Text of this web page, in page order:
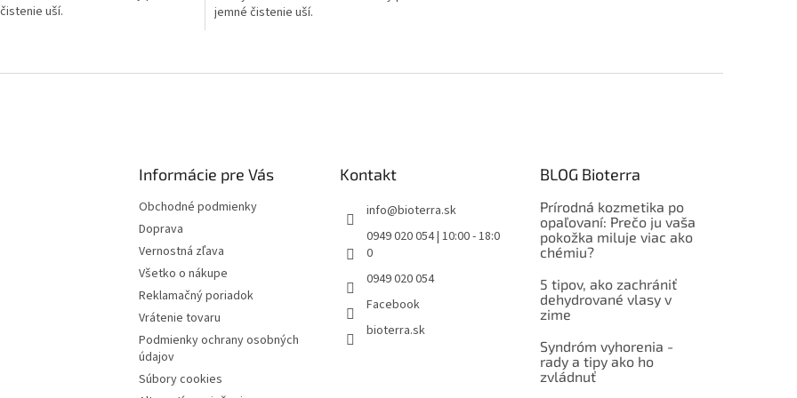
uší.
jemné čistenie uší.
v
Informácie pre Vás
Obchodné podmienky
Doprava
Vernostná zľava
Všetko o nákupe
Reklamačný poriadok
Vrátenie tovaru
Podmienky ochrany osobných
údajov
Súbory cookies
Kontakt
info@bioterra.sk
0949 020 054 | 10:00 - 18:0
0
0949 020 054
Facebook
bioterra.sk
BLOG Bioterra
Prírodná kozmetika po
opaľovaní: Prečo ju vaša
pokožka miluje viac ako
chémiu?
5 tipov, ako zachrániť
dehydrované vlasy v
zime
Syndróm vyhorenia -
rady a tipy ako ho
zvládnuť